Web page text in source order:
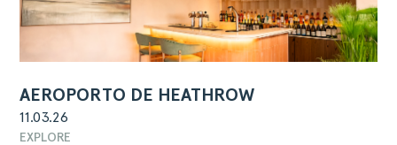
DOWNLOADS
CONTACTOS
ÁREA RESERVADA
AEROPORTO DE HEATHROW
11.03.26
EXPLORE